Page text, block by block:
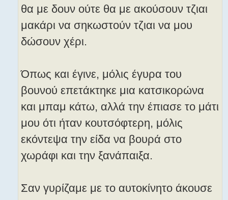
θα με δουν ούτε θα με ακούσουν τζιαι
μακάρι να σηκωστούν τζιαι να μου
δώσουν χέρι.
Όπως και έγινε, μόλις έγυρα του
βουνού επετάκτηκε μια κατσικορώνα
και μπαμ κάτω, αλλά την έπιασε το μάτι
μου ότι ήταν κουτσόφτερη, μόλις
εκόντεψα την είδα να βουρά στο
χωράφι και την ξανάπαιξα.
Σαν γυρίζαμε με το αυτοκίνητο άκουσε